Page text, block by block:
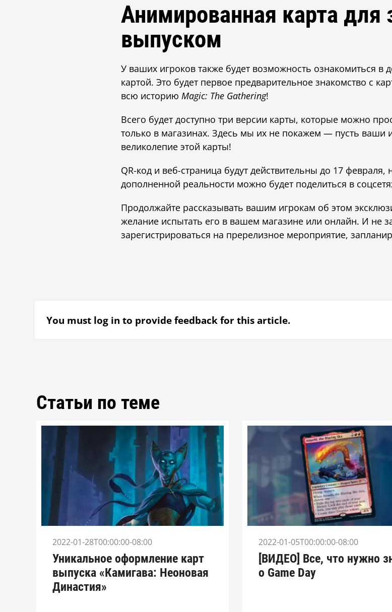
Анимированная карта для
выпуском
У ваших игроков также будет возможность ознакомиться в
картой. Это будет первое предварительное знакомство с
всю историю Magic: The Gathering!
Всего будет доступно три версии карты, которые можно
только в магазинах. Здесь мы их не покажем — пусть ваши
великолепие этой карты!
QR-код и веб-страница будут действительны до 17
дополненной реальности можно будет поделиться в
Продолжайте рассказывать вашим игрокам об этом
желание испытать его в вашем магазине или онлайн. И не
зарегистрироваться на пререлизное мероприятие,
You must log in to provide feedback for this article.
Статьи по теме
2022-01-28T00:00:00-08:00
Уникальное оформление карт
выпуска «Камигава: Неоновая
Династия»
2022-01-05T00:00:00-08:00
[ВИДЕО] Все, что нужно
о Game Day